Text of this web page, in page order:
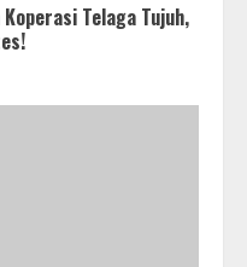
Telaga Tujuh,